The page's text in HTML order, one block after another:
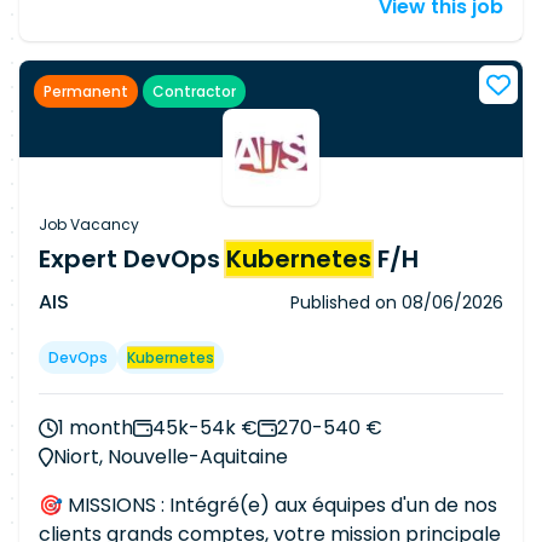
techniques : Design d'architecture Infra Infra as
développeurs sur certains sujets sensibles),
avec GitlabCI Migration de l'orchestrateur (Java,
vers Python, Terraform, Airflow)
Accompagnement des équipes sur des choix
place d'une marketplace de services autour d'un
Cloud de confiance. Beaucoup de sujets de
migration, et sujets autour de l'IaC sont à prévoir.
View this job
Permanent Contractor
Job Vacancy
Expert DevOps Kubernetes F/H
AIS Published on 08/06/2026
DevOps Kubernetes
1 month 45k-54k €
270-540 €
Niort, Nouvelle-Aquitaine
🎯 MISSIONS : Intégré(e) aux équipes d'un de nos
clients grands comptes, votre mission principale